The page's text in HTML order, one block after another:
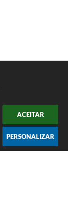
ACEITAR
PERSONALIZAR